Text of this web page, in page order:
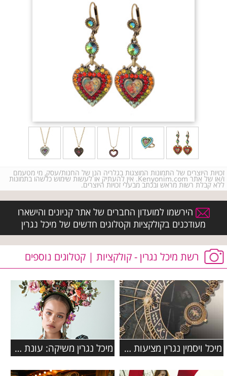
זכויות היוצרים של התמונות המוצגות בגלריה הנן של החנות/עסק, מי מטעמם
ו/או של אתר Kenyonim.com. אין להעתיק או לעשות שימוש כלשהו בתמונות
ללא קבלת רשות מראש ובכתב מבעלי זכויות היוצרים.
הירשמו למועדון החברים של אתר קניונים והישארו
מעודכנים בקולקציות וקטלוגים חדשים של מיכל נגרין
רשת מיכל נגרין - קולקציות | קטלוגים נוספים
מיכל ויסמין נגרין מציעות קולקציית שעונים מעוצבים בעבודת יד מיכל נגרין משיקה: עונת סתיו חורף 2018-19